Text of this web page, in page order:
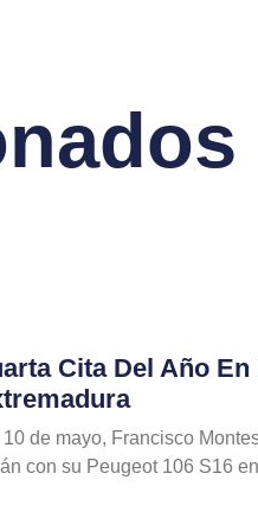
Cita Del Año En
de mayo, Francisco
con su Peugeot 106 S16